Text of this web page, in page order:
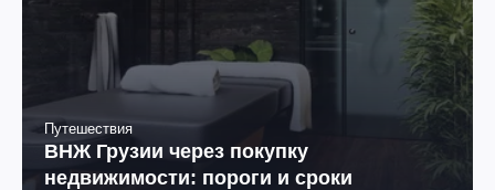
Путешествия
ВНЖ Грузии через покупку
недвижимости: пороги и сроки